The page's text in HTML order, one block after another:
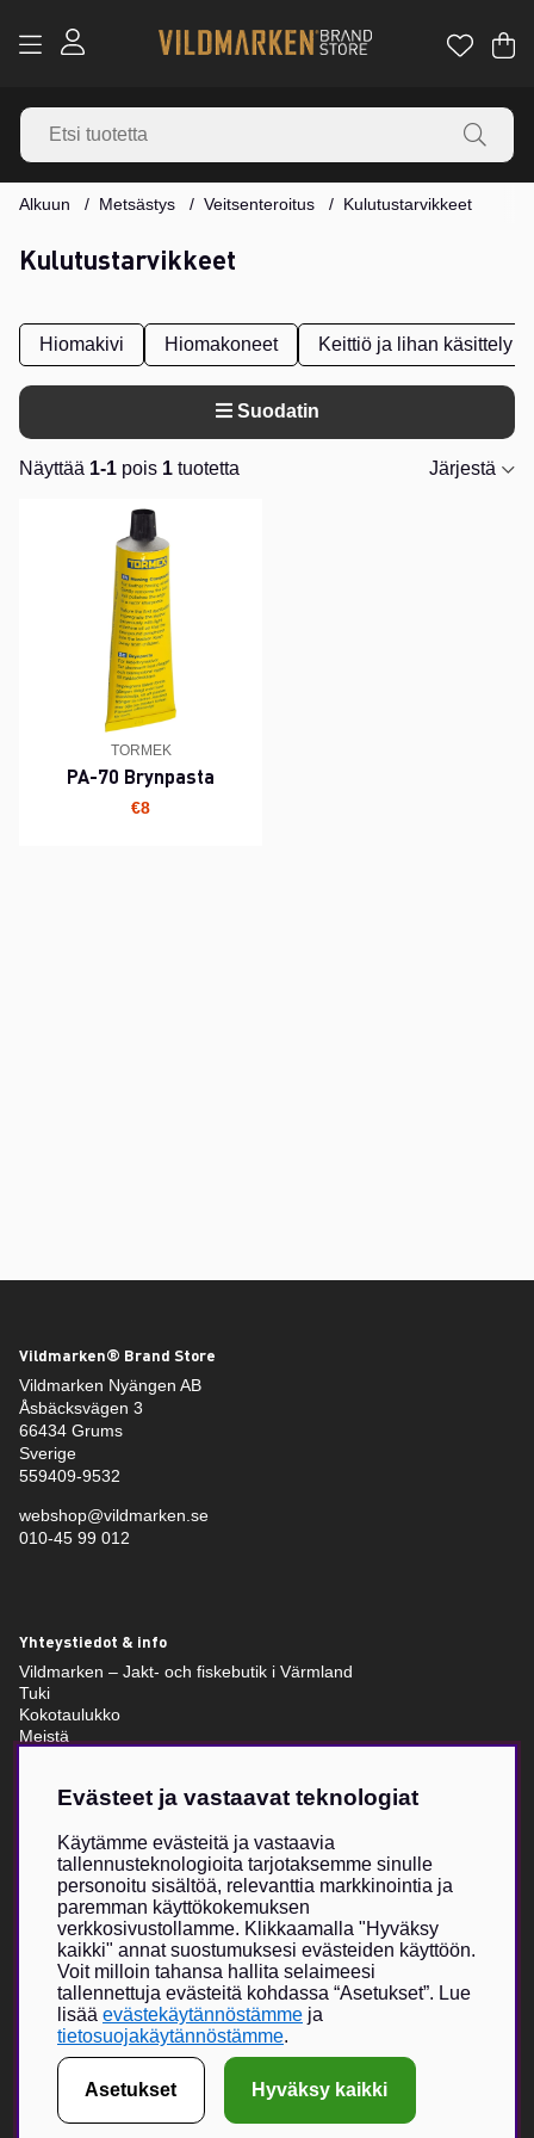
.
Alkuun Metsästys Veitsenteroitus Kulutustarvikkeet
Kulutustarvikkeet
Hiomakivi Hiomakoneet Keittiö ja lihan käsittely
Suodatin
Näyttää 1-1 pois 1 tuotetta
Järjestä
TORMEK
PA-70 Brynpasta
€8
Vildmarken® Brand Store
Vildmarken Nyängen AB
Åsbäcksvägen 3
66434 Grums
Sverige
559409-9532
webshop@vildmarken.se
010-45 99 012
Yhteystiedot & info
Vildmarken – Jakt- och fiskebutik i Värmland
Tuki
Kokotaulukko
Meistä
Vildmarkenin itse kehittämä tuotevalikoima on kasvanut viime
vuosien aikana, ja nyt Vildmarken Brand Store -visio toteutuu –
ainutlaatuisesti suunniteltu myymälä, jossa painopiste on
uniikeissa tuotteissa. Vildmarken on jo vuodesta 2015 lähtien
tarjonnut lukijoilleen ja seuraajilleen mahdollisuuden tilata
vaatteita, lippiksiä ja muita asusteita.
Verkkokauppa on kasvanut erittäin suosituksi, ja fyysisen
myymälän myötä toivomme voivamme tarjota entistä suuremman
elämyksen yhdessä valikoitujen metsästykseen ja ulkoiluun
keskittyvien brändikumppaneiden kanssa.
Evästeet ja vastaavat teknologiat
Käytämme evästeitä ja vastaavia
tallennusteknologioita tarjotaksemme sinulle
personoitu sisältöä, relevanttia markkinointia ja
paremman käyttökokemuksen
verkkosivustollamme. Klikkaamalla "Hyväksy
kaikki" annat suostumuksesi evästeiden käyttöön.
Voit milloin tahansa hallita selaimeesi
tallennettuja evästeitä kohdassa “Asetukset”. Lue
lisää evästekäytännöstämme ja
tietosuojakäytännöstämme.
Asetukset Hyväksy kaikki